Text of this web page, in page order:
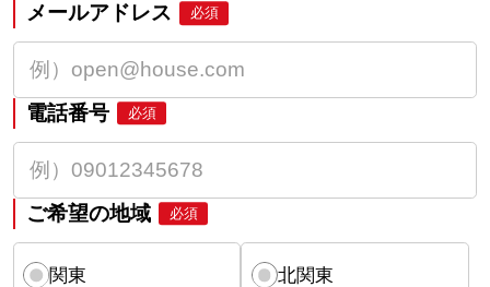
メールアドレス 必須
電話番号 必須
ご希望の地域 必須
関東 北関東